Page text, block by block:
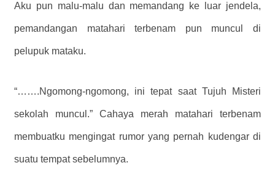
Aku pun malu-malu dan memandang ke luar jendela,
pemandangan matahari terbenam pun muncul di
pelupuk mataku.
“…….Ngomong-ngomong, ini tepat saat Tujuh Misteri
sekolah muncul.” Cahaya merah matahari terbenam
membuatku mengingat rumor yang pernah kudengar di
suatu tempat sebelumnya.